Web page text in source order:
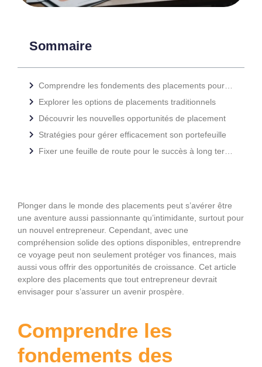
Sommaire
Explorer les options de placements traditionnels
Découvrir les nouvelles opportunités de placement
Stratégies pour gérer efficacement son portefeuille
Plonger dans le monde des placements peut s’avérer être
une aventure aussi passionnante qu’intimidante, surtout pour
un nouvel entrepreneur. Cependant, avec une
compréhension solide des options disponibles, entreprendre
ce voyage peut non seulement protéger vos finances, mais
aussi vous offrir des opportunités de croissance. Cet article
explore des placements que tout entrepreneur devrait
envisager pour s’assurer un avenir prospère.
Comprendre les
fondements des